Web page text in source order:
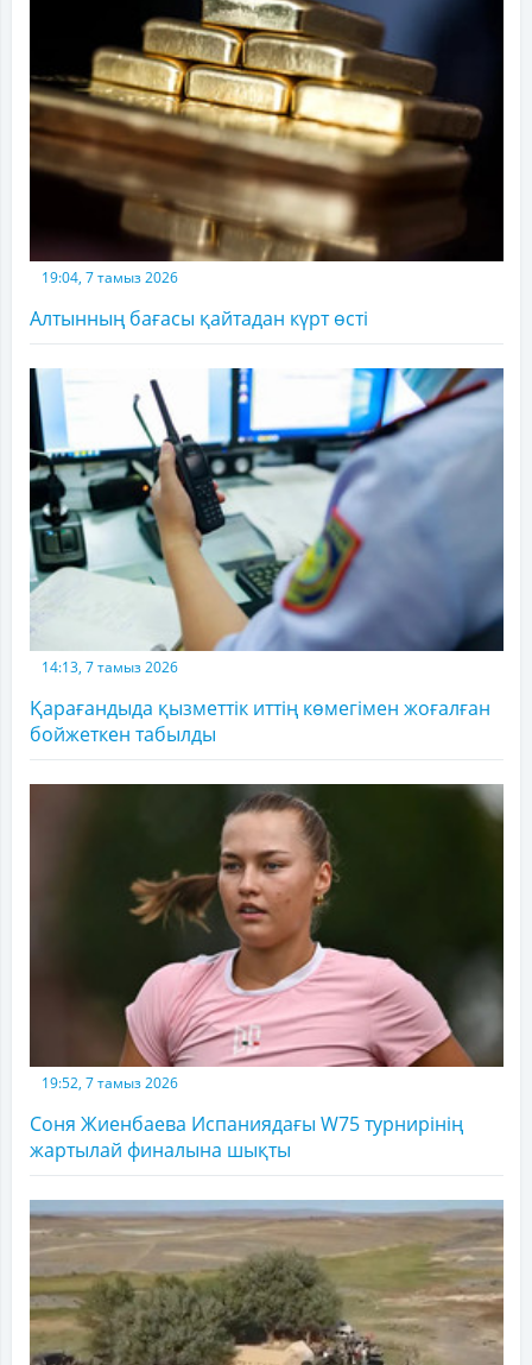
19:04, 7 тамыз 2026
Алтынның бағасы қайтадан күрт өсті
14:13, 7 тамыз 2026
Қарағандыда қызметтік иттің көмегімен жоғалған
бойжеткен табылды
19:52, 7 тамыз 2026
Соня Жиенбаева Испаниядағы W75 турнирінің
жартылай финалына шықты